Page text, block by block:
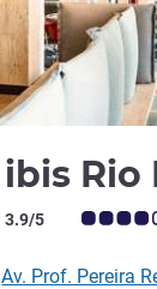
ibis
Giudizio clienti
3.9/5
Av. Prof. Pereira